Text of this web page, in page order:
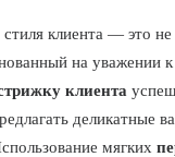
клиента — это
на уважении
клиента
деликатные
мягких